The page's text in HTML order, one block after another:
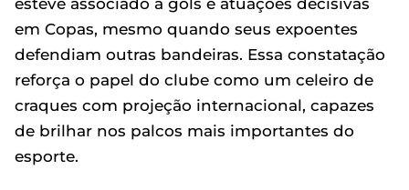
em Copas, mesmo quando seus expoentes
defendiam outras bandeiras. Essa constatação
reforça o papel do clube como um celeiro de
craques com projeção internacional, capazes
de brilhar nos palcos mais importantes do
esporte.